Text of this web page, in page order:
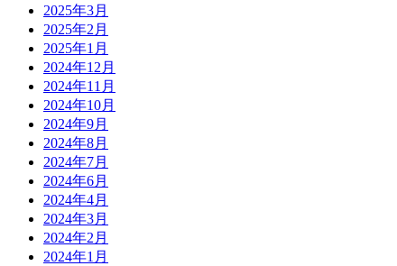
2025年3月
2025年2月
2025年1月
2024年12月
2024年11月
2024年10月
2024年9月
2024年8月
2024年7月
2024年6月
2024年4月
2024年3月
2024年2月
2024年1月